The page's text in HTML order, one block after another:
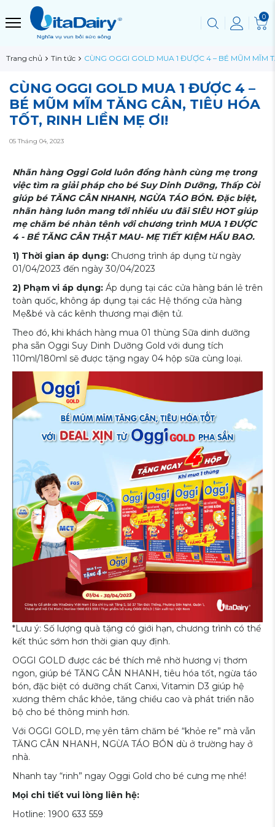
0
Trang chủ Tin tức CÙNG OGGI GOLD MUA 1 ĐƯỢC 4 – BÉ MŨM MĨM
CÙNG OGGI GOLD MUA 1 ĐƯỢC 4 –
BÉ MŨM MĨM TĂNG CÂN, TIÊU HÓA
TỐT, RINH LIỀN MẸ ƠI!
05 Tháng 04, 2023
Nhãn hàng Oggi Gold luôn đồng hành cùng mẹ trong
việc tìm ra giải pháp cho bé Suy Dinh Dưỡng, Thấp Còi
giúp bé TĂNG CÂN NHANH, NGỪA TÁO BÓN. Đặc biệt,
nhãn hàng luôn mang tới nhiều ưu đãi SIÊU HOT giúp
mẹ chăm bé nhàn tênh với chương trình MUA 1 ĐƯỢC
4 - BÉ TĂNG CÂN THẬT MAU- MẸ TIẾT KIỆM HẦU BAO.
1) Thời gian áp dụng: Chương trình áp dụng từ ngày
01/04/2023 đến ngày 30/04/2023
2) Phạm vi áp dụng: Áp dụng tại các cửa hàng bán lẻ trên
toàn quốc, không áp dụng tại các Hệ thống cửa hàng
Mẹ&bé và các kênh thương mại điện tử.
Theo đó, khi khách hàng mua 01 thùng Sữa dinh dưỡng
pha sẵn Oggi Suy Dinh Dưỡng Gold với dung tích
110ml/180ml sẽ được tặng ngay 04 hộp sữa cùng loại.
*Lưu ý: Số lượng quà tặng có giới hạn, chương trình có thể
kết thúc sớm hơn thời gian quy định.
OGGI GOLD được các bé thích mê nhờ hương vị thơm
ngon, giúp bé TĂNG CÂN NHANH, tiêu hóa tốt, ngừa táo
bón, đặc biệt có dưỡng chất Canxi, Vitamin D3 giúp hệ
xương thêm chắc khỏe, tăng chiều cao và phát triển não
bộ cho bé thông minh hơn.
Với OGGI GOLD, mẹ yên tâm chăm bé “khỏe re” mà vẫn
TĂNG CÂN NHANH, NGỪA TÁO BÓN dù ở trường hay ở
nhà.
Nhanh tay “rinh” ngay Oggi Gold cho bé cưng mẹ nhé!
Mọi chi tiết vui lòng liên hệ:
Hotline: 1900 633 559